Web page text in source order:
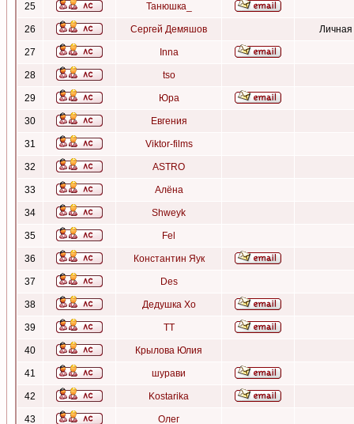
25 Танюшка_
26 Сергей Демяшов Личная
27 Inna
28 tso
29 Юра
30 Евгения
31 Viktor-films
32 ASTRO
33 Алёна
34 Shweyk
35 Fel
36 Константин Яук
37 Des
38 Дедушка Хо
39 ТТ
40 Крылова Юлия
41 шурави
42 Kostarika
43 Олег